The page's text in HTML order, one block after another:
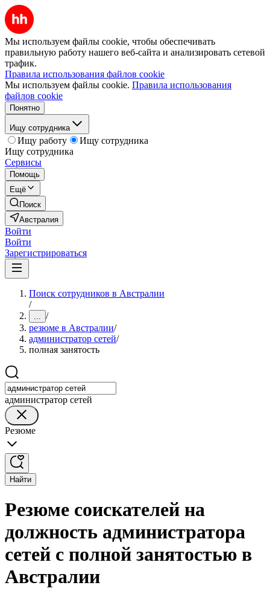
Мы используем файлы cookie, чтобы обеспечивать
правильную работу нашего веб-сайта и анализировать сетевой
трафик.
Правила использования файлов cookie
Мы используем файлы cookie. Правила использования
файлов cookie
Понятно
Ищу сотрудника
Ищу работу
Ищу сотрудника
Ищу сотрудника
Сервисы
Помощь
Ещё
Поиск
Австралия
Войти
Войти
Зарегистрироваться
Поиск сотрудников в Австралии
/
... /
резюме в Австралии/
администратор сетей/
полная занятость
администратор сетей
Резюме
Найти
Резюме соискателей на
должность администратора
сетей с полной занятостью в
Австралии